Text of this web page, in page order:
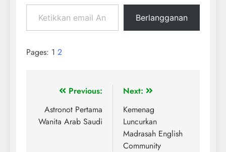
Berlangganan
Pages: 1 2
Previous:
Astronot Pertama
Wanita Arab Saudi
Next:
Kemenag
Luncurkan
Madrasah English
Community